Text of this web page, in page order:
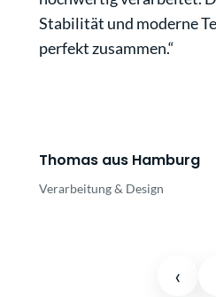
Stabilität und moderne
perfekt zusammen.“
Thomas aus Hamburg
Verarbeitung & Design
‹